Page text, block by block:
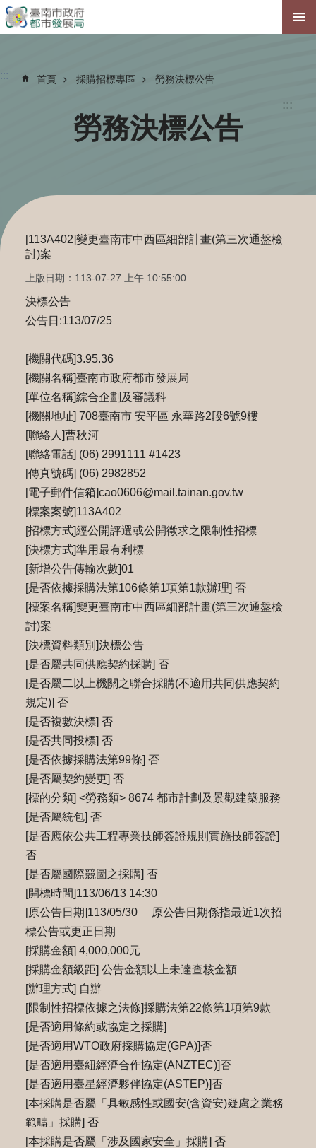
跳到主要內容區塊
:::
::: 首頁 採購招標專區 勞務決標公告
勞務決標公告
[113A402]變更臺南市中西區細部計畫(第三次通盤檢
討)案
上版日期：113-07-27 上午 10:55:00
決標公告
公告日:113/07/25
[機關代碼]3.95.36
[機關名稱]臺南市政府都市發展局
[單位名稱]綜合企劃及審議科
[機關地址] 708臺南市 安平區 永華路2段6號9樓
[聯絡人]曹秋河
[聯絡電話] (06) 2991111 #1423
[傳真號碼] (06) 2982852
[電子郵件信箱]cao0606@mail.tainan.gov.tw
[標案案號]113A402
[招標方式]經公開評選或公開徵求之限制性招標
[決標方式]準用最有利標
[新增公告傳輸次數]01
[是否依據採購法第106條第1項第1款辦理] 否
[標案名稱]變更臺南市中西區細部計畫(第三次通盤檢
討)案
[決標資料類別]決標公告
[是否屬共同供應契約採購] 否
[是否屬二以上機關之聯合採購(不適用共同供應契約
規定)] 否
[是否複數決標] 否
[是否共同投標] 否
[是否依據採購法第99條] 否
[是否屬契約變更] 否
[標的分類] <勞務類> 8674 都市計劃及景觀建築服務
[是否屬統包] 否
[是否應依公共工程專業技師簽證規則實施技師簽證]
否
[是否屬國際競圖之採購] 否
[開標時間]113/06/13 14:30
[原公告日期]113/05/30 原公告日期係指最近1次招
標公告或更正日期
[採購金額] 4,000,000元
[採購金額級距] 公告金額以上未達查核金額
[辦理方式] 自辦
[限制性招標依據之法條]採購法第22條第1項第9款
[是否適用條約或協定之採購]
[是否適用WTO政府採購協定(GPA)]否
[是否適用臺紐經濟合作協定(ANZTEC)]否
[是否適用臺星經濟夥伴協定(ASTEP)]否
[本採購是否屬「具敏感性或國安(含資安)疑慮之業務
範疇」採購] 否
[本採購是否屬「涉及國家安全」採購] 否